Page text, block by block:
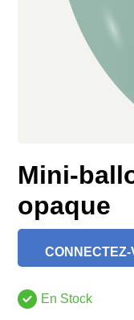
Mini-
opaque
CONNECTEZ-
En Stock